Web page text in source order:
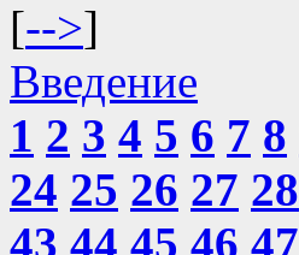
[-->]
Введение
1 2 3 4 5 6 7 8
24 25 26 27 28
43 44 45 46 47